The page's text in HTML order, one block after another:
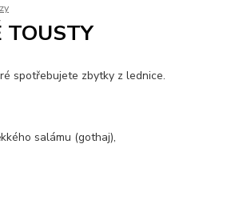
TOUSTY
spotřebujete zbytky z lednice.
salámu (gothaj),